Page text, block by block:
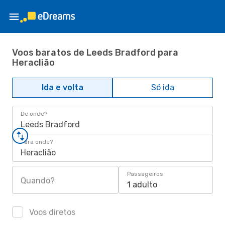
Voos baratos de Leeds Bradford para
Heraclião
Ida e volta Só ida
De onde?
Leeds Bradford
Para onde?
Heraclião
Quando?
Passageiros
1 adulto
Voos diretos